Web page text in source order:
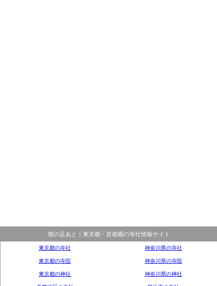
猫の足あと｜東京都・首都圏の寺社情報サイト
東京都の寺社
東京都の寺院
東京都の神社
神奈川県の寺社
神奈川県の寺院
神奈川県の神社